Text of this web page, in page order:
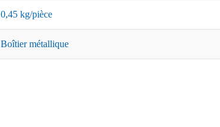
0,45 kg/pièce
Boîtier métallique